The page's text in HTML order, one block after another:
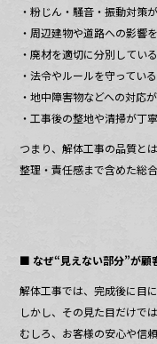
・粉じん・騒音・振動対策
・周辺建物や道路への影響
・廃材を適切に分別してい
・法令やルールを守ってい
・地中障害物などへの対応
・工事後の整地や清掃が丁
つまり、解体工事の品質と
整理・責任感まで含めた総
■ なぜ“見えない部分”が顧
解体工事では、完成後に目
しかし、その見た目だけで
むしろ、お客様の安心や信